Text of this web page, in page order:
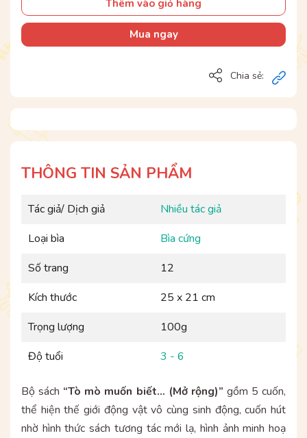
Thêm vào giỏ hàng
Mua ngay
Chia sẻ:
THÔNG TIN SẢN PHẨM
Tác giả/ Dịch giả
Nhiều tác giả
Loại bìa
Bìa cứng
Số trang
12
Kích thước
25 x 21 cm
Trọng lượng
100g
Độ tuổi
3 - 6
Bộ sách “Tò mò muốn biết... (Mở rộng)” gồm 5 cuốn,
thể hiện thế giới động vật vô cùng sinh động, cuốn hút
nhờ hình thức sách tương tác mới lạ, hình ảnh minh hoạ